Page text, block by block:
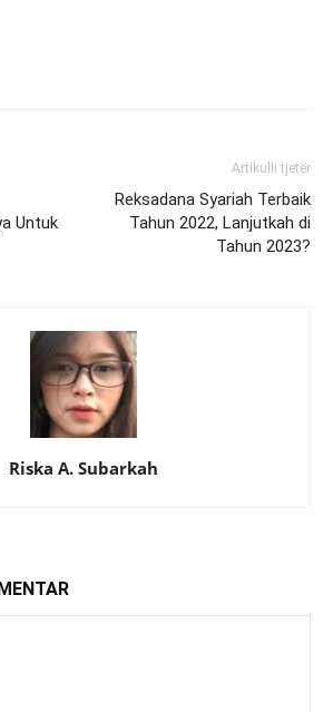
Untuk
Artikulli tjetër
Reksadana Syariah Terbaik
Tahun 2022, Lanjutkah di
Tahun 2023?
Riska A. Subarkah